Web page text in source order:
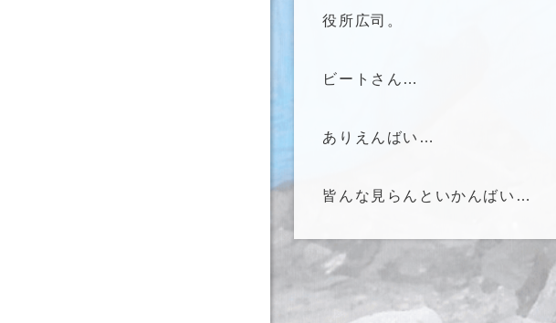
役所広司。
ビートさん…
ありえんばい…
皆んな見らんといかんばい…